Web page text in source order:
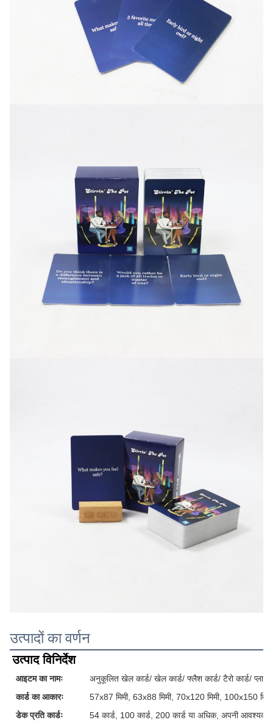
उत्पादों का वर्णन
उत्पाद विनिर्देश
आइटम का नामः
अनुकूलित खेल कार्ड/ खेल कार्ड/ फ्लैश कार्ड/ टैरो कार्ड/
कार्ड का आकारः
57x87 मिमी, 63x88 मिमी, 70x120 मिमी, 100x150
डेक प्रति कार्डः
54 कार्ड, 100 कार्ड, 200 कार्ड या अधिक, अपनी